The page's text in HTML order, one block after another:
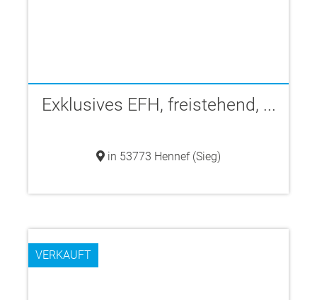
Exklusives EFH, freistehend, ...
in 53773 Hennef (Sieg)
VERKAUFT